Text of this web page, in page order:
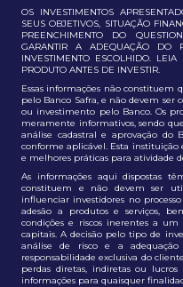
OS INVESTIMENTOS
SEUS OBJETIVOS, SITUAÇÃO
PREENCHIMENTO DO
GARANTIR A ADEQUAÇÃO DO
INVESTIMENTO ESCOLHIDO.
PRODUTO ANTES DE INVESTIR.
Essas informações não
pelo Banco Safra, e não devem ser
ou investimento pelo Banco. Os
meramente informativos, sendo
análise cadastral e aprovação do
conforme aplicável. Esta
e melhores práticas para atividade
As informações aqui dispostas
constituem e não devem ser
influenciar investidores no
adesão a produtos e serviços,
condições e riscos inerentes a
capitais. A decisão pelo tipo de
análise de risco e a
responsabilidade exclusiva do
perdas diretas, indiretas ou lucros
informações para quaisquer